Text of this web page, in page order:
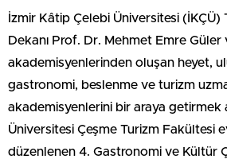
İzmir Kâtip Çelebi Üniversitesi (İKÇÜ)
Dekanı Prof. Dr. Mehmet Emre
akademisyenlerinden oluşan heyet,
gastronomi, beslenme ve turizm
akademisyenlerini bir araya getirmek
Üniversitesi Çeşme Turizm Fakültesi
düzenlenen 4. Gastronomi ve Kültür